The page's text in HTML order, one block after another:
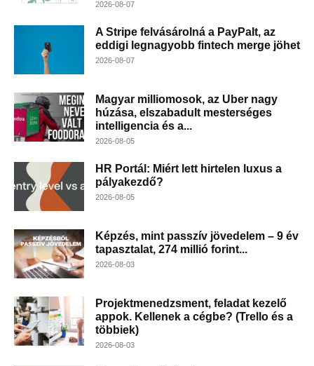
2026-08-07
A Stripe felvásárolná a PayPalt, az
eddigi legnagyobb fintech merge jöhet
2026-08-07
Magyar milliomosok, az Uber nagy
húzása, elszabadult mesterséges
intelligencia és a...
2026-08-05
HR Portál: Miért lett hirtelen luxus a
pályakezdő?
2026-08-05
Képzés, mint passzív jövedelem – 9 év
tapasztalat, 274 millió forint...
2026-08-03
Projektmenedzsment, feladat kezelő
appok. Kellenek a cégbe? (Trello és a
többiek)
2026-08-03